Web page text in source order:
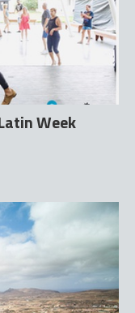
Week